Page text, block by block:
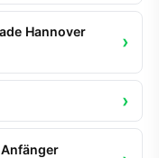
Hannover